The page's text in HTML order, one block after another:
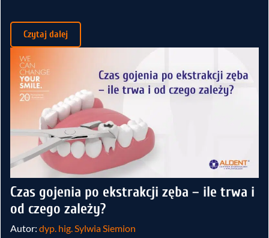
Czytaj dalej
Czas gojenia po ekstrakcji zęba – ile trwa i
od czego zależy?
Autor: dyp. hig. Sylwia Siemion